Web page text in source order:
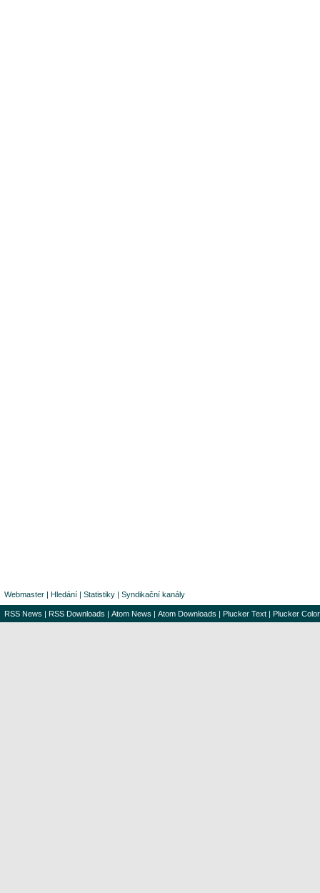
Webmaster | Hledání | Statistiky | Syndikační kanály
RSS News | RSS Downloads | Atom News | Atom Downloads | Plucker Text | Plucker Color